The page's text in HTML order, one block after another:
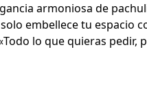
armoniosa de
embellece tu espacio
lo que quieras